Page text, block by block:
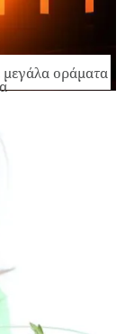
οράματα